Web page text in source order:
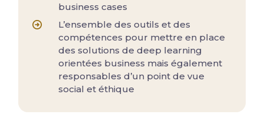
business cases
L’ensemble des outils et des
compétences pour mettre en place
des solutions de deep learning
orientées business mais également
responsables d’un point de vue
social et éthique